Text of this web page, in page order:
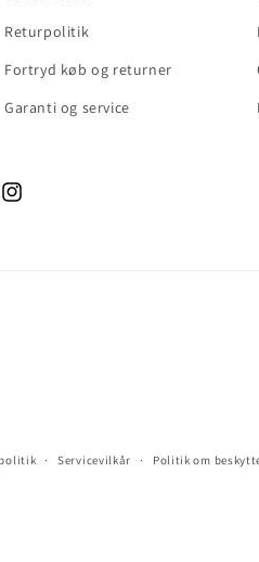
Returpolitik
Fortryd køb og returner
Garanti og service
Instagram
Servicevilkår Politik om